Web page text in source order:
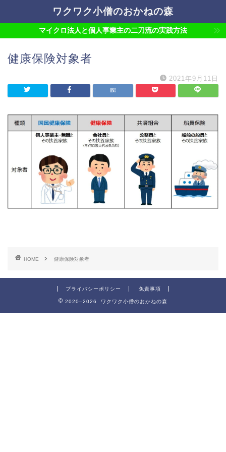
ワクワク小僧のおかねの森
マイクロ法人と個人事業主の二刀流の実践方法
健康保険対象者
2021年9月11日
HOME 健康保険対象者
プライバシーポリシー 免責事項
2020–2026 ワクワク小僧のおかねの森